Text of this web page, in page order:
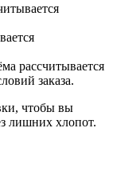
рассчитывается
заказа.
чтобы вы
лишних хлопот.